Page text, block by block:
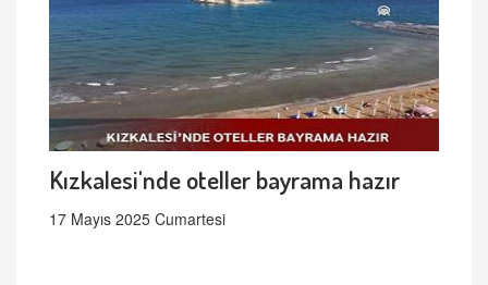
Kızkalesi'nde oteller bayrama hazır
17 Mayıs 2025 Cumartesi